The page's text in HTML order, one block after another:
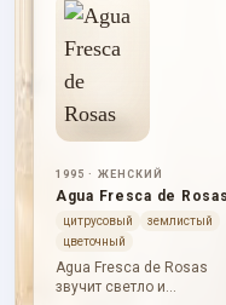
1995 · ЖЕНСКИЙ
Agua Fresca de Rosas
цитрусовый
землистый
цветочный
Agua Fresca de Rosas
звучит светло и